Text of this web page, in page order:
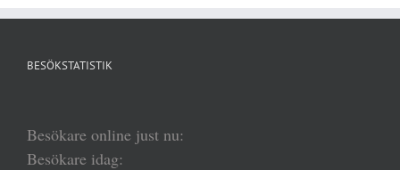
BESÖKSTATISTIK
Besökare online just nu:
Besökare idag: